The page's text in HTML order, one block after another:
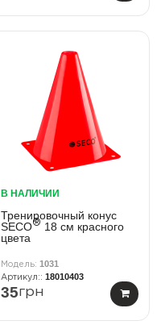
В НАЛИЧИИ
Тренировочный конус
SECO® 18 см красного
цвета
1031
18010403
35грн